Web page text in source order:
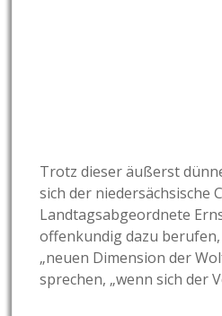
Trotz dieser äußerst
sich der niedersächsische
Landtagsabgeordnete
offenkundig dazu
„neuen Dimension der
sprechen, „wenn sich der